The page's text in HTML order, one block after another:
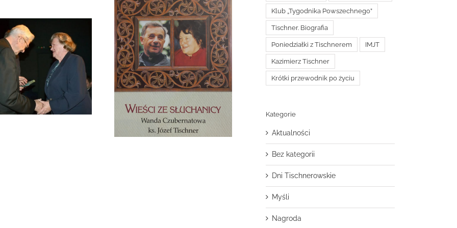
Zmarła Wanda Czubernatowa
Klub „Tygodnika Powszechnego”
Tischner. Biografia
Poniedziałki z Tischnerem IMJT
Kazimierz Tischner
Krótki przewodnik po życiu
Kategorie
Aktualności
Bez kategorii
Dni Tischnerowskie
Myśli
Nagroda